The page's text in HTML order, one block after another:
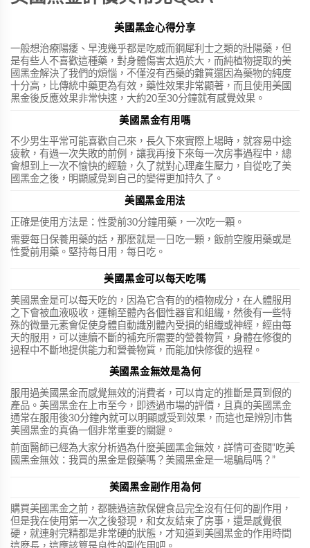
美國黑金心得分享
一般想治療陽痿、早洩幾乎都是吃威而鋼犀利士之類的壯陽藥，但
是有些人不喜歡這種藥，對身體傷害太過於大，而純植物提取的美
國黑金解決了我們的煩惱，不僅沒有西藥的雜質還因為藥物的純度
十分高，比傳統中藥更為有效，藥性效果非常顯著，而且使用美國
黑金後反應效果非常快速，大約20至30分鐘就有感覺效果。
美國黑金有用嗎
不少男生平常可能喜歡自己來，長久下來實際上場時，就容易中途
疲軟，有過一次失敗的前例，讓我再接下來每一次房事過程中，總
會想到上一次不愉快的經驗，久了就對心理產生壓力，自從吃了美
國黑金之後，明顯感覺到自己的變得更加持久了。
美國黑金用法
正確是使用方法是：性愛前30分鐘用藥，一次吃一顆。
需要每日保養用藥的話，那麼就是一日吃一顆，飯前空腹用藥或是
性愛前用藥。堅持每日用，每日吃。
美國黑金可以每天吃嗎
美國黑金是可以每天吃的，因為它含有的的植物成分，在人體服用
之下會被血液吸收，運輸至體內各個性器官和組織，然後有一些特
殊的微量元素會促使身體自動識別體內受損的組織或神經，經由每
天的服用，可以連續不斷的補充所需要的營養物質，身體在修復的
過程中不斷地提供能力和營養物質，而能加快修復的過程。
美國黑金無效是為何
服用過美國黑金而感覺無效的消費者，可以肯定的推斷是買到假的
產品。美國黑金在上市至今，即透過市場的評價，且真的美國黑金
通常在服用後30分鐘內就可以明顯感受到效果，而這也是辨別市售
美國黑金的真偽一個非常重要的關鍵。
前面醫師已經為大家分析過為什麼美國黑金無效，詳情可查閱“吃美
國黑金無效：我買的黑金是假藥嗎？美國黑金是一場騙局嗎？”
美國黑金副作用為何
購買美國黑金之前，都聽過這款保健食品完全沒有任何的副作用，
但是我在使用第一次之後發現，和女友結束了房事，還是感覺很
硬，就連射完精都是非常硬的狀態，才知道到美國黑金的作用時間